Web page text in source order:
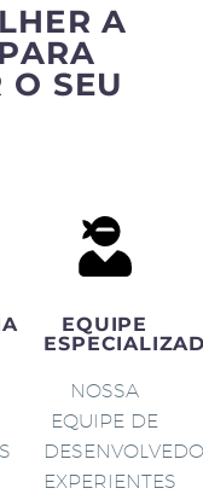
A
O SEU
EQUIPE
NOSSA
EQUIPE DE
EXPERIENTES